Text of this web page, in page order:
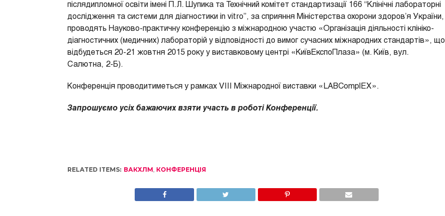
післядипломної освіти імені П.Л. Шупика та Технічний комітет стандартизації 166 “Клінічні лабораторні
дослідження та системи для діагностики in vitro”, за сприяння Міністерства охорони здоров’я України,
проводять Науково-практичну конференцію з міжнародною участю «Організація діяльності клініко-
діагностичних (медичних) лабораторій у відповідності до вимог сучасних міжнародних стандартів», що
відбудеться 20-21 жовтня 2015 року у виставковому центрі «КиївЕкспоПлаза» (м. Київ, вул.
Салютна, 2-Б).
Конференція проводитиметься у рамках VІІI Міжнародної виставки «LABComplEX».
Запрошуємо усіх бажаючих взяти участь в роботі Конференції.
RELATED ITEMS: ВАКХЛМ, КОНФЕРЕНЦІЯ